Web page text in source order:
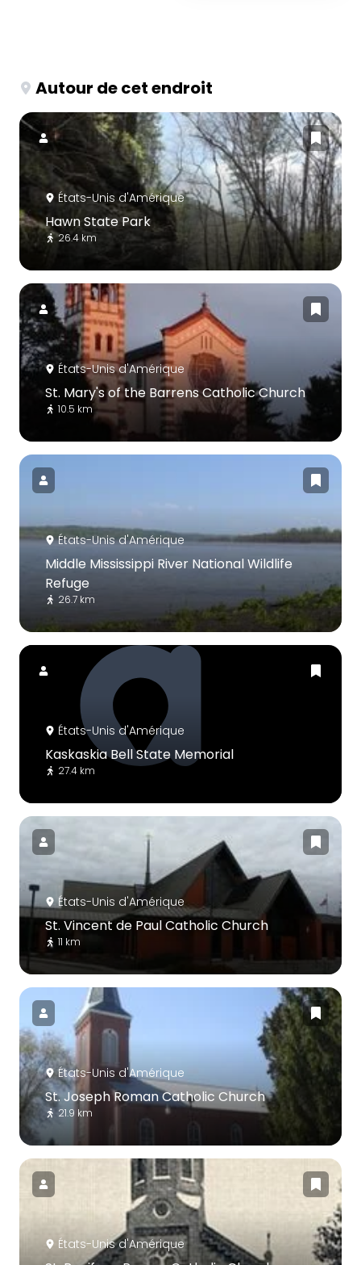
Autour de cet endroit
États-Unis d'Amérique
Hawn State Park
26.4 km
États-Unis d'Amérique
St. Mary's of the Barrens Catholic Church
10.5 km
États-Unis d'Amérique
Middle Mississippi River National Wildlife
Refuge
26.7 km
États-Unis d'Amérique
Kaskaskia Bell State Memorial
27.4 km
États-Unis d'Amérique
St. Vincent de Paul Catholic Church
11 km
États-Unis d'Amérique
St. Joseph Roman Catholic Church
21.9 km
États-Unis d'Amérique